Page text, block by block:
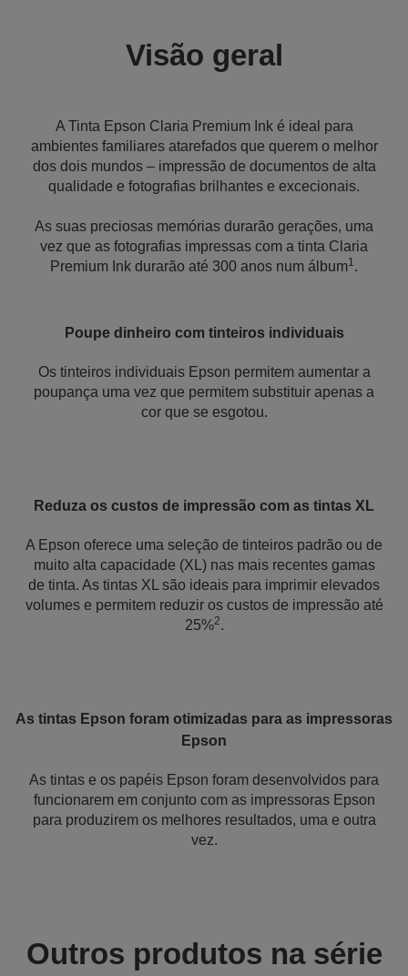
Visão geral
A Tinta Epson Claria Premium Ink é ideal para
ambientes familiares atarefados que querem o melhor
dos dois mundos – impressão de documentos de alta
qualidade e fotografias brilhantes e excecionais.
As suas preciosas memórias durarão gerações, uma
vez que as fotografias impressas com a tinta Claria
Premium Ink durarão até 300 anos num álbum1.
Poupe dinheiro com tinteiros individuais
Os tinteiros individuais Epson permitem aumentar a
poupança uma vez que permitem substituir apenas a
cor que se esgotou.
Reduza os custos de impressão com as tintas XL
A Epson oferece uma seleção de tinteiros padrão ou de
muito alta capacidade (XL) nas mais recentes gamas
de tinta. As tintas XL são ideais para imprimir elevados
volumes e permitem reduzir os custos de impressão até
25%2.
As tintas Epson foram otimizadas para as impressoras
Epson
As tintas e os papéis Epson foram desenvolvidos para
funcionarem em conjunto com as impressoras Epson
para produzirem os melhores resultados, uma e outra
vez.
Outros produtos na série